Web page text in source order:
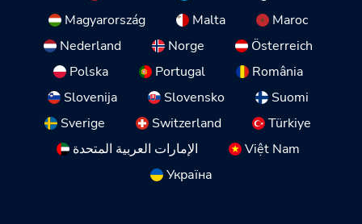
Magyarország
Malta
Maroc
Nederland
Norge
Österreich
Polska
Portugal
România
Slovenija
Slovensko
Suomi
Sverige
Switzerland
Türkiye
الإمارات العربية المتحدة
Việt Nam
Україна